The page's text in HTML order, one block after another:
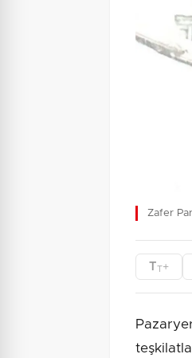
Zafer
TT+